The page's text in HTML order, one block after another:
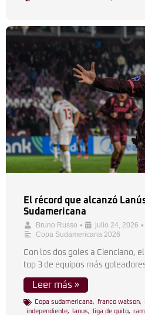
El récord que alcanzó
Sudamericana
Bruno Russo • julio 24, 2026 •
Copa Sudamericana 2026
Con los dos goles a Cienciano,
top 3 de equipos más
Leer más »
Copa sudamericana, franco watson,
independiente, lanus, liga de quito,